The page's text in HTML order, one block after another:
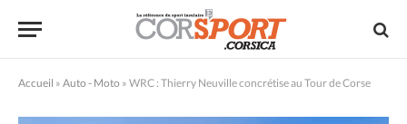
Accueil » Auto - Moto » WRC : Thierry Neuville concrétise au Tour de Corse